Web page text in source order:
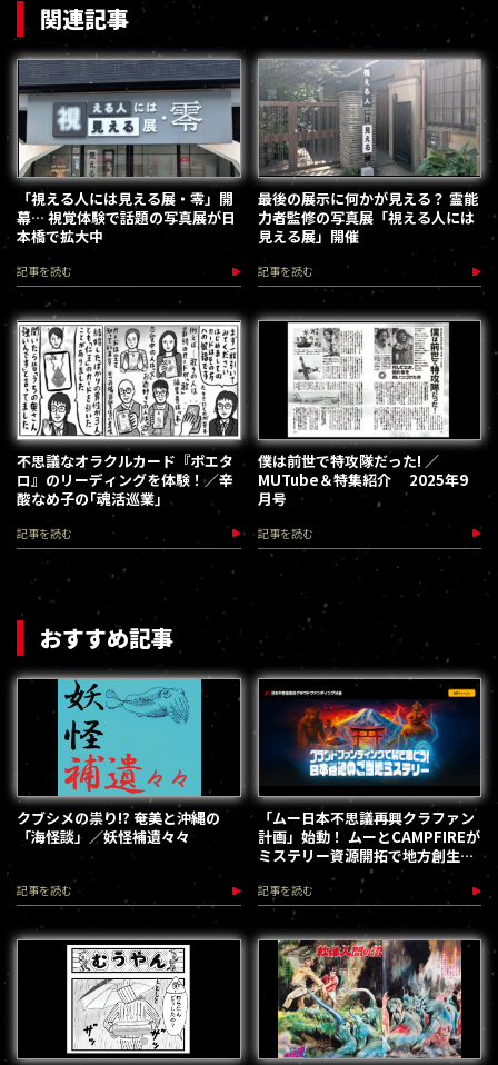
関連記事
「視える人には見える展・零」開
幕… 視覚体験で話題の写真展が日
本橋で拡大中
記事を読む
最後の展示に何かが見える？ 霊能
力者監修の写真展「視える人には
見える展」開催
記事を読む
不思議なオラクルカード『ポエタ
ロ』のリーディングを体験！／辛
酸なめ子の｢魂活巡業｣
記事を読む
僕は前世で特攻隊だった! ／
MUTube＆特集紹介 2025年9
月号
記事を読む
おすすめ記事
クブシメの祟り!? 奄美と沖縄の
「海怪談」／妖怪補遺々々
記事を読む
「ムー日本不思議再興クラファン
計画」始動！ ムーとCAMPFIREが
ミステリー資源開拓で地方創生を
記事を読む